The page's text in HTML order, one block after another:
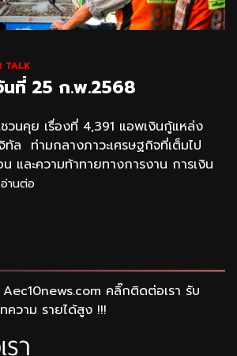
TALK
ที่ 25 ก.พ.2568
ชวนคุย เรื่องที่ 4,391 แอพเงินกู้แหล่ง
ล ท่ามกลางภาวะเศรษฐกิจที่เต็มไป
และความท้าทายทางการงาน การเงิน
อ่านต่อ
Aec10news.com คลิ๊กติดต่อเรา รับ
ความ รายได้สูง !!!